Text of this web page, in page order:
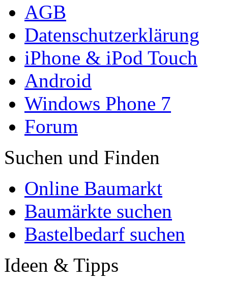
AGB
Datenschutzerklärung
iPhone & iPod Touch
Android
Windows Phone 7
Forum
Suchen und Finden
Online Baumarkt
Baumärkte suchen
Bastelbedarf suchen
Ideen & Tipps